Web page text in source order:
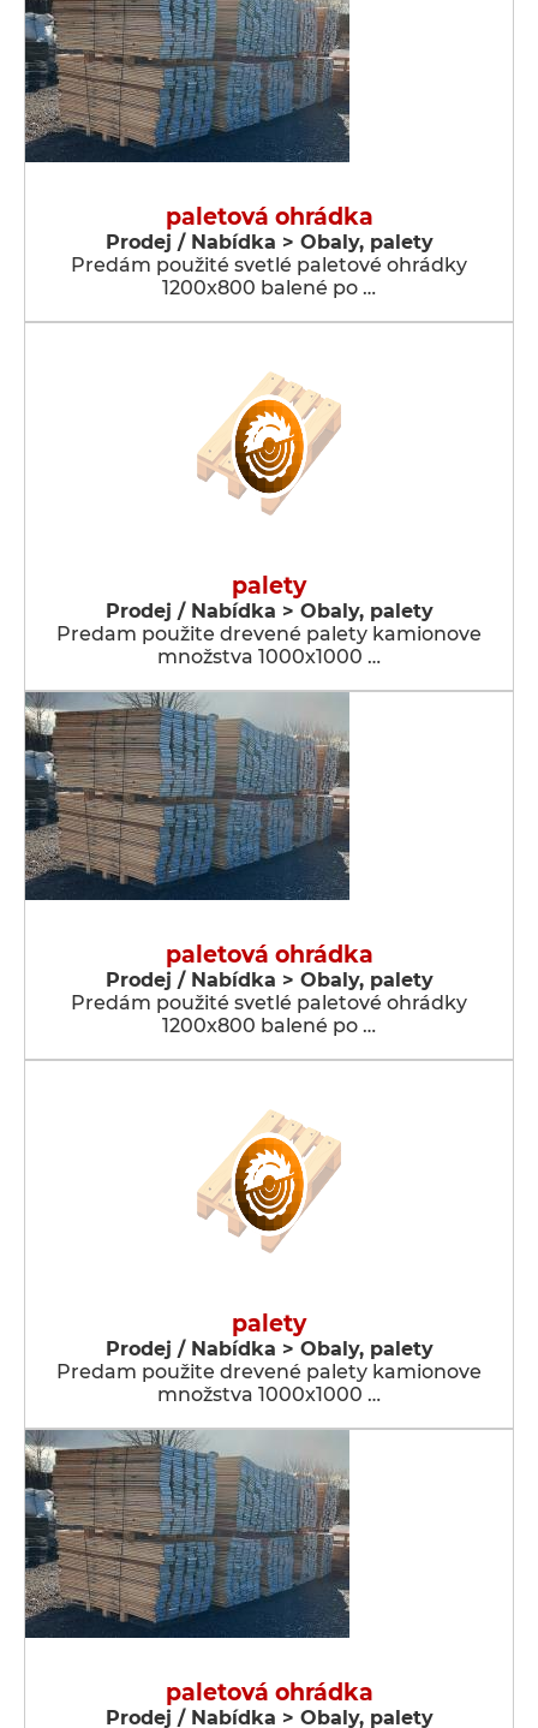
paletová ohrádka
Prodej / Nabídka > Obaly, palety
Predám použité svetlé paletové ohrádky
1200x800 balené po …
palety
Prodej / Nabídka > Obaly, palety
Predam použite drevené palety kamionove
množstva 1000x1000 …
paletová ohrádka
Prodej / Nabídka > Obaly, palety
Predám použité svetlé paletové ohrádky
1200x800 balené po …
palety
Prodej / Nabídka > Obaly, palety
Predam použite drevené palety kamionove
množstva 1000x1000 …
paletová ohrádka
Prodej / Nabídka > Obaly, palety